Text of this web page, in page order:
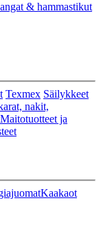
& hammastikut
Texmex Säilykkeet
nakit,
Maitotuotteet ja
Kaakaot